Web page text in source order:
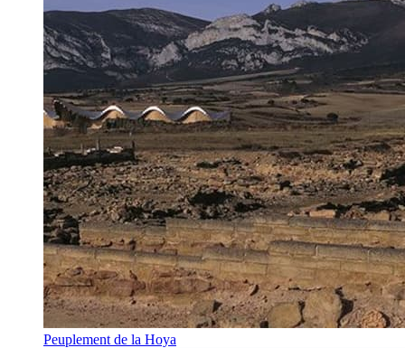
Peuplement de la Hoya